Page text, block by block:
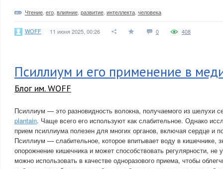
Чтение его влияние развитие интеллекта человека
WOFF 11 июня 2025, 00:26 0 408
Псиллиум и его применение в
Блог им. WOFF
Псиллиум — это разновидность волокна, получаемого из шелухи
plantain. Чаще всего его используют как слабительное. Однако
прием псиллиума полезен для многих органов, включая сердце и
Псиллиум — слабительное, которое впитывает воду в кишечнике,
опорожнение кишечника и может способствовать регулярности, не
можно использовать в качестве одноразового приема, чтобы